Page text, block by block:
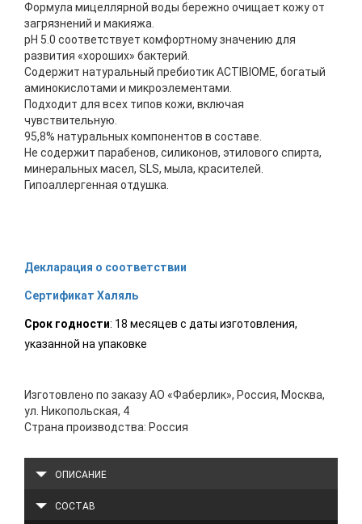
Формула мицеллярной воды бережно очищает кожу от
загрязнений и макияжа.
pH 5.0 соответствует комфортному значению для
развития «хороших» бактерий.
Содержит натуральный пребиотик ACTIBIOME, богатый
аминокислотами и микроэлементами.
Подходит для всех типов кожи, включая
чувствительную.
95,8% натуральных компонентов в составе.
Не содержит парабенов, силиконов, этилового спирта,
минеральных масел, SLS, мыла, красителей.
Гипоаллергенная отдушка.
Декларация о соответствии
Сертификат Халяль
Срок годности: 18 месяцев с даты изготовления,
указанной на упаковке
Изготовлено по заказу АО «Фаберлик», Россия, Москва,
ул. Никопольская, 4
Страна производства: Россия
ОПИСАНИЕ
СОСТАВ